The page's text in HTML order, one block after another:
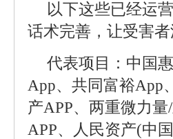
以下这些已经运
话术完善，让受害
代表项目：中国
App、共同富裕App
产APP、两重微力
APP、人民资产(中